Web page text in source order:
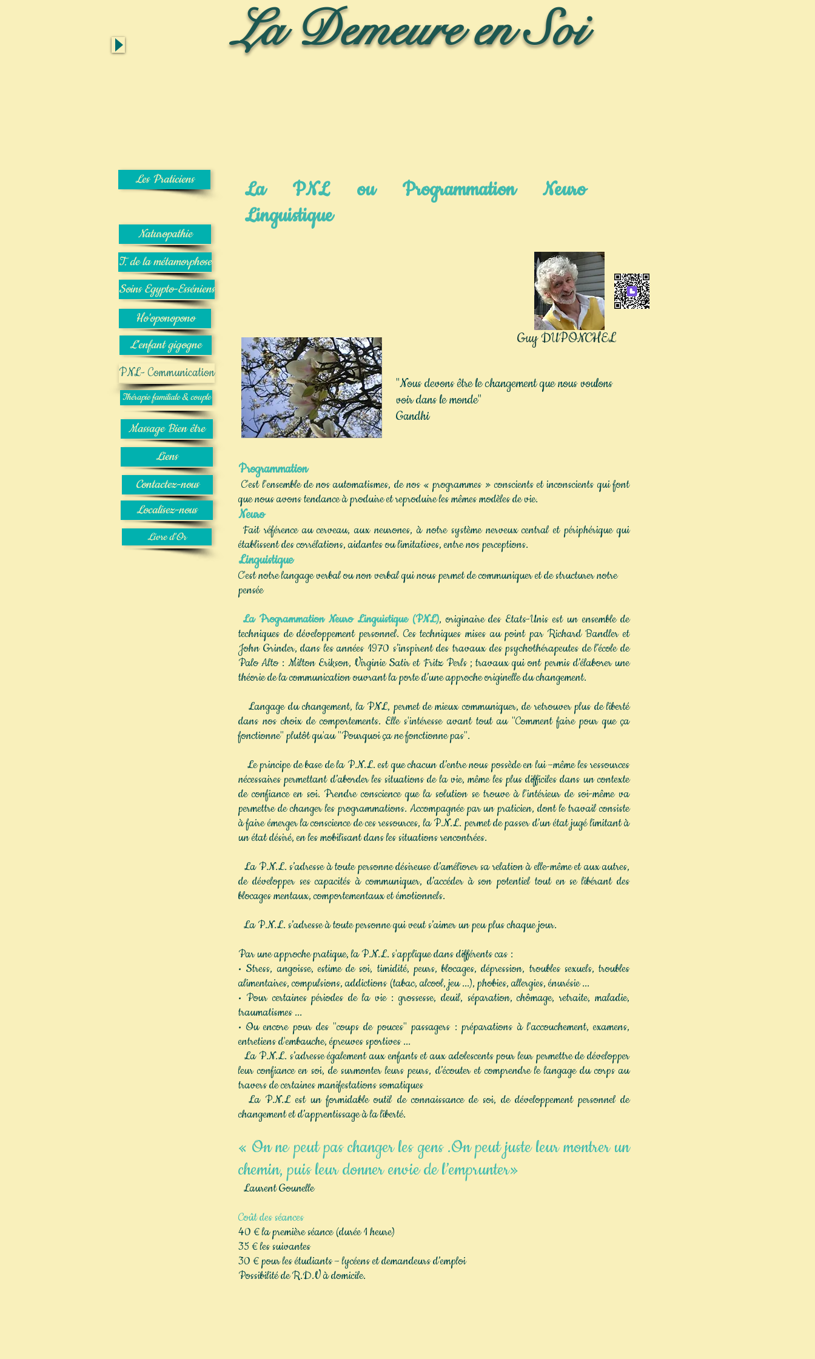
La Demeure en Soi
Les Praticiens
Naturopathie
La PNL ou Programmation Neuro
Linguistique
T. de la métamorphose
Soins Egypto-Esséniens
Ho'oponopono
L'enfant gigogne
PNL- Communication
Thérapie familiale & couple
Massage Bien être
Guy DUPONCHEL
"Nous devons être le changement que nous voulons
voir dans le monde"
Gandhi
Liens
Contactez-nous
Localisez-nous
Livre d'Or
Programmation
C'est l'ensemble de nos automatismes, de nos « programmes » conscients et inconscients qui font
que nous avons tendance à produire et reproduire les mêmes modèles de vie.
Neuro
Fait référence au cerveau, aux neurones, à notre système nerveux central et périphérique qui
établissent des corrélations, aidantes ou limitatives, entre nos perceptions.
Linguistique
C'est notre langage verbal ou non verbal qui nous permet de communiquer et de structurer notre
pensée
La Programmation Neuro Linguistique (PNL), originaire des Etats-Unis est un ensemble de
techniques de développement personnel. Ces techniques mises au point par Richard Bandler et
John Grinder, dans les années 1970 s’inspirent des travaux des psychothérapeutes de l’école de
Palo Alto : Milton Erikson, Virginie Satir et Fritz Perls ; travaux qui ont permis d’élaborer une
théorie de la communication ouvrant la porte d’une approche originelle du changement.
Langage du changement, la PNL, permet de mieux communiquer, de retrouver plus de liberté
dans nos choix de comportements. Elle s'intéresse avant tout au "Comment faire pour que ça
fonctionne" plutôt qu'au "Pourquoi ça ne fonctionne pas".
Le principe de base de la P.N.L. est que chacun d’entre nous possède en lui –même les ressources
nécessaires permettant d’aborder les situations de la vie, même les plus difficiles dans un contexte
de confiance en soi. Prendre conscience que la solution se trouve à l'intérieur de soi-même va
permettre de changer les programmations. Accompagnée par un praticien, dont le travail consiste
à faire émerger la conscience de ces ressources, la P.N.L. permet de passer d’un état jugé limitant à
un état désiré, en les mobilisant dans les situations rencontrées.
La P.N.L. s’adresse à toute personne désireuse d’améliorer sa relation à elle-même et aux autres,
de développer ses capacités à communiquer, d’accéder à son potentiel tout en se libérant des
blocages mentaux, comportementaux et émotionnels.
La P.N.L. s’adresse à toute personne qui veut s’aimer un peu plus chaque jour.
Par une approche pratique, la P.N.L. s'applique dans différents cas :
• Stress, angoisse, estime de soi, timidité, peurs, blocages, dépression, troubles sexuels, troubles
alimentaires, compulsions, addictions (tabac, alcool, jeu ...), phobies, allergies, énurésie ...
• Pour certaines périodes de la vie : grossesse, deuil, séparation, chômage, retraite, maladie,
traumatismes ...
• Ou encore pour des "coups de pouces" passagers : préparations à l'accouchement, examens,
entretiens d'embauche, épreuves sportives ...
La P.N.L. s’adresse également aux enfants et aux adolescents pour leur permettre de développer
leur confiance en soi, de surmonter leurs peurs, d’écouter et comprendre le langage du corps au
travers de certaines manifestations somatiques
La P.N.L est un formidable outil de connaissance de soi, de développement personnel de
changement et d’apprentissage à la liberté.
« On ne peut pas changer les gens .On peut juste leur montrer un
chemin, puis leur donner envie de l’emprunter»
Laurent Gounelle
Coût des séances
40 € la première séance (durée 1 heure)
35 € les suivantes
30 € pour les étudiants – lycéens et demandeurs d’emploi
Possibilité de R.D.V à domicile.